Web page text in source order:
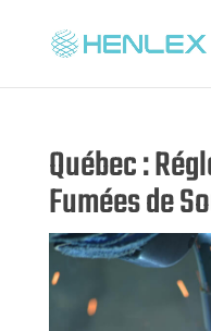
Québec :
Fumées de